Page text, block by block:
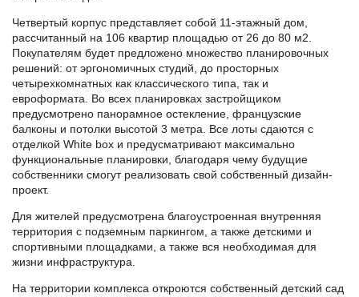
Четвертый корпус представляет собой 11-этажный дом,
рассчитанный на 106 квартир площадью от 26 до 80 м2.
Покупателям будет предложено множество планировочных
решений: от эргономичных студий, до просторных
четырехкомнатных как классического типа, так и
евроформата. Во всех планировках застройщиком
предусмотрено панорамное остекление, французские
балконы и потолки высотой 3 метра. Все лоты сдаются с
отделкой White box и предусматривают максимально
функциональные планировки, благодаря чему будущие
собственники смогут реализовать свой собственный дизайн-
проект.
Для жителей предусмотрена благоустроенная внутренняя
территория с подземным паркингом, а также детскими и
спортивными площадками, а также вся необходимая для
жизни инфраструктура.
На территории комплекса откроются собственный детский сад